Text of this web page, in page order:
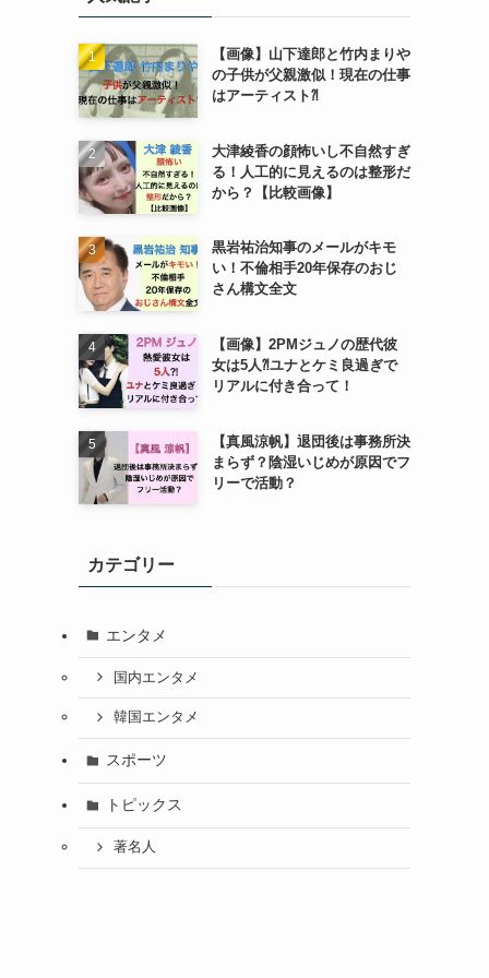
【画像】山下達郎と竹内まりや
の子供が父親激似！現在の仕事
はアーティスト⁈
大津綾香の顔怖いし不自然すぎ
る！人工的に見えるのは整形だ
から？【比較画像】
黒岩祐治知事のメールがキモ
い！不倫相手20年保存のおじ
さん構文全文
【画像】2PMジュノの歴代彼
女は5人⁈ユナとケミ良過ぎで
リアルに付き合って！
【真風涼帆】退団後は事務所決
まらず？陰湿いじめが原因でフ
リーで活動？
カテゴリー
エンタメ
国内エンタメ
韓国エンタメ
スポーツ
トピックス
著名人